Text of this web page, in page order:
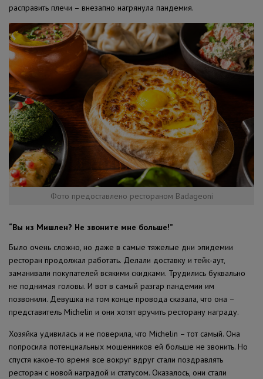
расправить плечи – внезапно нагрянула пандемия.
Фото предоставлено рестораном Badageoni
“Вы из Мишлен? Не звоните мне больше!”
Было очень сложно, но даже в самые тяжелые дни эпидемии
ресторан продолжал работать. Делали доставку и тейк-аут,
заманивали покупателей всякими скидками. Трудились буквально
не поднимая головы. И вот в самый разгар пандемии им
позвонили. Девушка на том конце провода сказала, что она –
представитель Michelin и они хотят вручить ресторану награду.
Хозяйка удивилась и не поверила, что Michelin – тот самый. Она
попросила потенциальных мошенников ей больше не звонить. Но
спустя какое-то время все вокруг вдруг стали поздравлять
ресторан с новой наградой и статусом. Оказалось, они стали